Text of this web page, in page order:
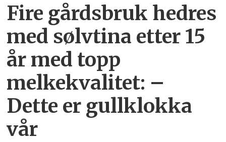
Fire gårdsbruk hedres
med sølvtina etter 15
år med topp
melkekvalitet: –
Dette er gullklokka
vår